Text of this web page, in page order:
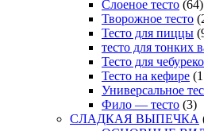
Слоеное тесто (64)
Творожное тесто
Тесто для пиццы
тесто для тонких
Тесто для
Тесто на кефире
Универсальное
Фило — тесто (3)
СЛАДКАЯ ВЫПЕЧКА